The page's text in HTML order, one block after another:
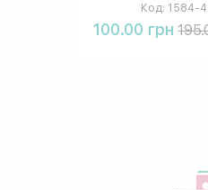
Код: 1584-
100.00 грн
Купить